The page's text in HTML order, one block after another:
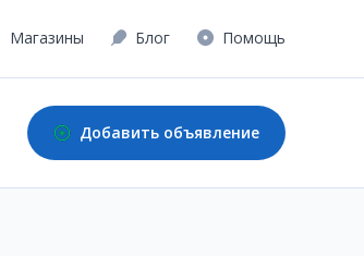
Магазины Блог Помощь
Добавить объявление